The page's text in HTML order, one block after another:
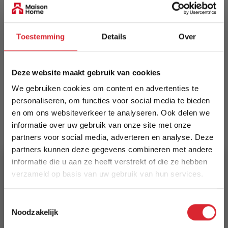
Toestemming Details Over
Deze website maakt gebruik van cookies
We gebruiken cookies om content en advertenties te
personaliseren, om functies voor social media te bieden
en om ons websiteverkeer te analyseren. Ook delen we
informatie over uw gebruik van onze site met onze
partners voor social media, adverteren en analyse. Deze
partners kunnen deze gegevens combineren met andere
informatie die u aan ze heeft verstrekt of die ze hebben
verzameld op basis van uw gebruik van hun services.
Noodzakelijk
Meer informatie
Innovation Living
EAN
5700110946612
Prijs
€ 1.468,00
Levertijd
8 weken
Kleur